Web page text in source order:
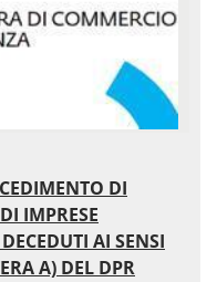
DI
IMPRESE
AI SENSI
A) DEL DPR